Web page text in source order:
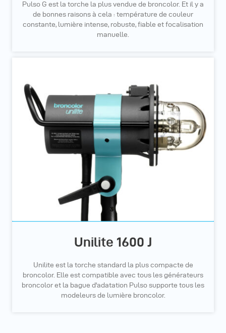
Pulso G est la torche la plus vendue de broncolor. Et il y a
de bonnes raisons à cela : température de couleur
constante, lumière intense, robuste, fiable et focalisation
manuelle.
Unilite 1600 J
Unilite est la torche standard la plus compacte de
broncolor. Elle est compatible avec tous les générateurs
broncolor et la bague d'adatation Pulso supporte tous les
modeleurs de lumière broncolor.